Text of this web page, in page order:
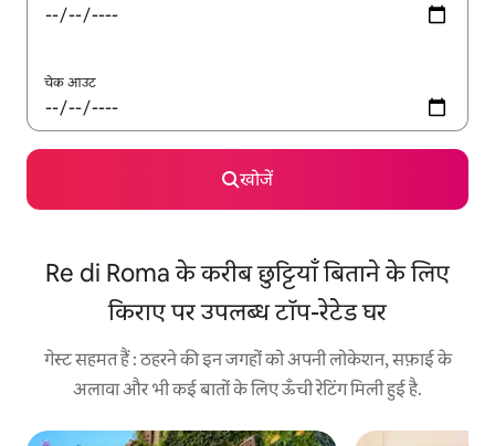
चेक आउट
खोजें
Re di Roma के करीब छुट्टियाँ बिताने के लिए
किराए पर उपलब्ध टॉप-रेटेड घर
गेस्ट सहमत हैं : ठहरने की इन जगहों को अपनी लोकेशन, सफ़ाई के
अलावा और भी कई बातों के लिए ऊँची रेटिंग मिली हुई है.